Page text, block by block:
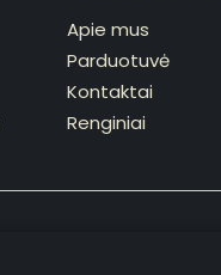
Apie mus
Parduotuvė
Kontaktai
Renginiai